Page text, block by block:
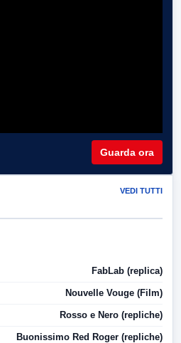
Guarda ora
VEDI TUTTI
FabLab (replica)
Nouvelle Vouge (Film)
Rosso e Nero (repliche)
Buonissimo Red Roger (repliche)